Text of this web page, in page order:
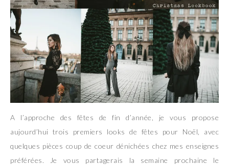
A l’approche des fêtes de fin d’année, je vous propose
aujourd’hui trois premiers looks de fêtes pour Noël, avec
quelques pièces coup de coeur dénichées chez mes enseignes
préférées. Je vous partagerais la semaine prochaine le